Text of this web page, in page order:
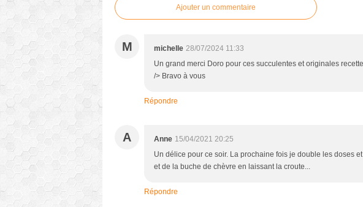
Ajouter un commentaire
M michelle 28/07/2024 11:33
Un grand merci Doro pour ces succulentes et originales
/> Bravo à vous
Répondre
A Anne 15/04/2021 20:25
Un délice pour ce soir. La prochaine fois je double les doses
et de la buche de chèvre en laissant la croute...
Répondre